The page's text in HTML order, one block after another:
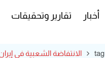
أخبار تقارير وتحقيقات
tag الانتفاضة الشعبية في